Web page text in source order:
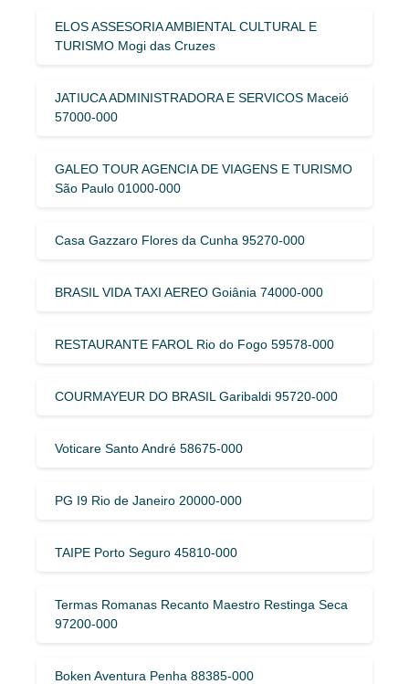
ELOS ASSESORIA AMBIENTAL CULTURAL E
TURISMO Mogi das Cruzes
JATIUCA ADMINISTRADORA E SERVICOS Maceió
57000-000
GALEO TOUR AGENCIA DE VIAGENS E TURISMO
São Paulo 01000-000
Casa Gazzaro Flores da Cunha 95270-000
BRASIL VIDA TAXI AEREO Goiânia 74000-000
RESTAURANTE FAROL Rio do Fogo 59578-000
COURMAYEUR DO BRASIL Garibaldi 95720-000
Voticare Santo André 58675-000
PG I9 Rio de Janeiro 20000-000
TAIPE Porto Seguro 45810-000
Termas Romanas Recanto Maestro Restinga Seca
97200-000
Boken Aventura Penha 88385-000